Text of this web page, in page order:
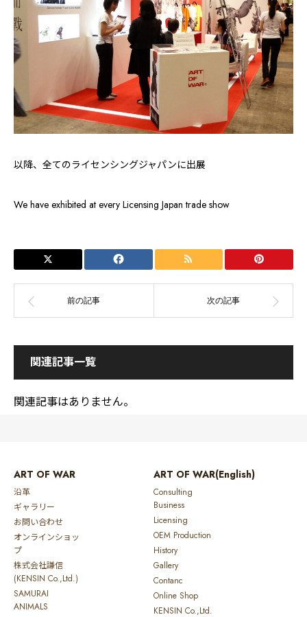
以降、全てのライセンシングジャパンに出展
We have exhibited at every Licensing Japan trade show
関連記事一覧
関連記事はありません。
ART OF WAR
沿革
ギャラリー
お問い合わせ
オンラインショッ
プ
株式会社謙信
(KENSIN Co.,Ltd.)
SAMURAI
ANIMALS
ART OF WAR(English)
Consulting
Business
Licensing
OEM Production
History
Gallery
Contanc
Online Shop
KENSIN Co.,Ltd.